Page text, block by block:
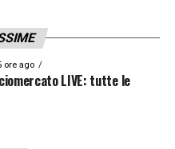
ore ago
LIVE: tutte le